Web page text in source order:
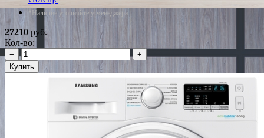
*Наличие уточняйте у менеджера
27210 руб.
Кол-во:
−
+
Купить